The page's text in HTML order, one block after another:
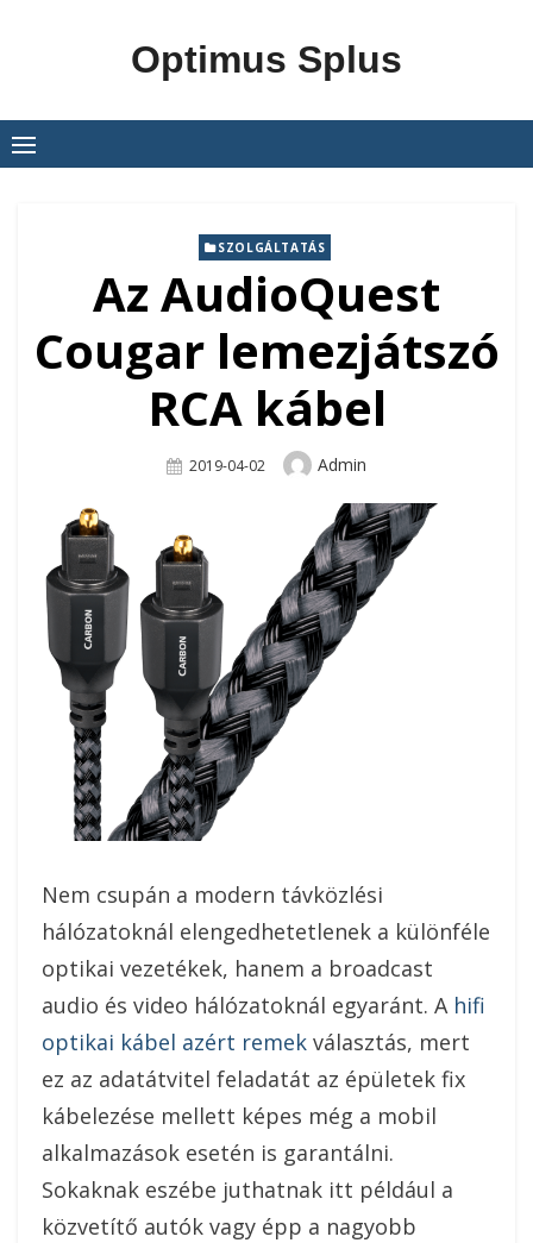
Optimus Splus
SZOLGÁLTATÁS
Az AudioQuest
Cougar lemezjátszó
RCA kábel
Posted
2019-04-02 Author
Admin
Nem csupán a modern távközlési
hálózatoknál elengedhetetlenek a különféle
optikai vezetékek, hanem a broadcast
audio és video hálózatoknál egyaránt. A hifi
optikai kábel azért remek választás, mert
ez az adatátvitel feladatát az épületek fix
kábelezése mellett képes még a mobil
alkalmazások esetén is garantálni.
Sokaknak eszébe juthatnak itt például a
közvetítő autók vagy épp a nagyobb